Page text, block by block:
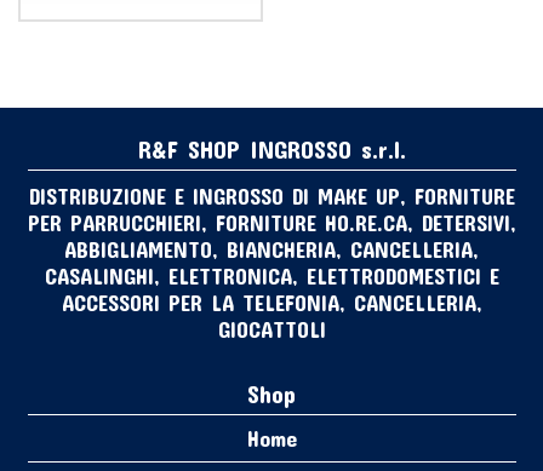
R&F SHOP INGROSSO s.r.l.
DISTRIBUZIONE E INGROSSO DI MAKE UP, FORNITURE
PER PARRUCCHIERI, FORNITURE HO.RE.CA, DETERSIVI,
ABBIGLIAMENTO, BIANCHERIA, CANCELLERIA,
CASALINGHI, ELETTRONICA, ELETTRODOMESTICI E
ACCESSORI PER LA TELEFONIA, CANCELLERIA,
GIOCATTOLI
Shop
Home